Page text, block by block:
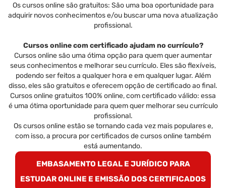
Os cursos online são gratuitos: São uma boa oportunidade para
adquirir novos conhecimentos e/ou buscar uma nova atualização
profissional.
Cursos online com certificado ajudam no currículo?
Cursos online são uma ótima opção para quem quer aumentar
seus conhecimentos e melhorar seu currículo. Eles são flexíveis,
podendo ser feitos a qualquer hora e em qualquer lugar. Além
disso, eles são gratuitos e oferecem opção de certificado ao final.
Cursos online gratuitos 100% online, com certificado válido: essa
é uma ótima oportunidade para quem quer melhorar seu currículo
profissional.
Os cursos online estão se tornando cada vez mais populares e,
com isso, a procura por certificados de cursos online também
está aumentando.
EMBASAMENTO LEGAL E JURÍDICO PARA
ESTUDAR ONLINE E EMISSÃO DOS CERTIFICADOS